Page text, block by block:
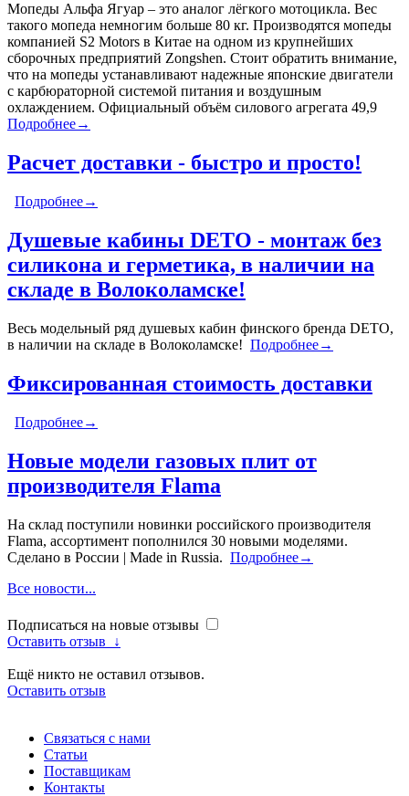
Мопеды Альфа Ягуар – это аналог лёгкого мотоцикла. Вес
такого мопеда немногим больше 80 кг. Производятся мопеды
компанией S2 Motors в Китае на одном из крупнейших
сборочных предприятий Zongshen. Стоит обратить внимание,
что на мопеды устанавливают надежные японские двигатели
с карбюраторной системой питания и воздушным
охлаждением. Официальный объём силового агрегата 49,9
Подробнее→
Расчет доставки - быстро и просто!
Подробнее→
Душевые кабины DETO - монтаж без
силикона и герметика, в наличии на
складе в Волоколамске!
Весь модельный ряд душевых кабин финского бренда DETO,
в наличии на складе в Волоколамске! Подробнее→
Фиксированная стоимость доставки
Подробнее→
Новые модели газовых плит от
производителя Flama
На склад поступили новинки российского производителя
Flama, ассортимент пополнился 30 новыми моделями.
Сделано в России | Made in Russia. Подробнее→
Все новости...
Подписаться на новые отзывы
Оставить отзыв
↓
Ещё никто не оставил отзывов.
Оставить отзыв
Связаться с нами
Статьи
Поставщикам
Контакты